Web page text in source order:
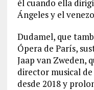
él cuando ella
Ángeles y el
Dudamel, que
Ópera de París,
Jaap van Zweden,
director musical
desde 2018 y